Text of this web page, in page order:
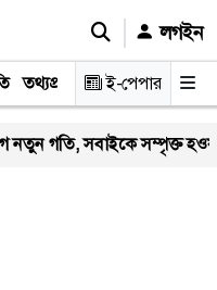
লগইন
তথ্যপ্রযুক্তি স্বাস্থ্য আইন-
ই-পেপার
গতি, সবাইকে সম্পৃক্ত হওয়ার